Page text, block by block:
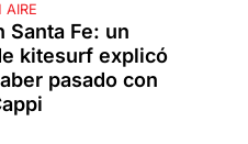
AIRE
Santa Fe: un
kitesurf explicó
pasado con